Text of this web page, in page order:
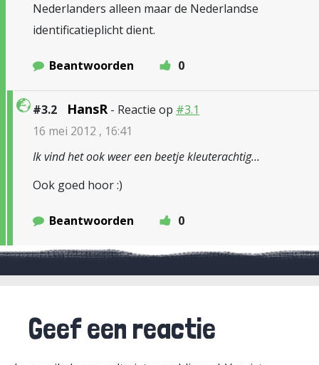
Nederlanders alleen maar de Nederlandse
identificatieplicht dient.
Beantwoorden 0
#3.2 HansR - Reactie op #3.1
16 mei 2012 , 16:41
Ik vind het ook weer een beetje kleuterachtig…
Ook goed hoor :)
Beantwoorden 0
Geef een reactie